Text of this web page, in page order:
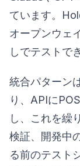
ています。
オープンウェ
しでテストで
統合パターン
り、APIに
し、これを繰
検証、開発中
る前のテスト